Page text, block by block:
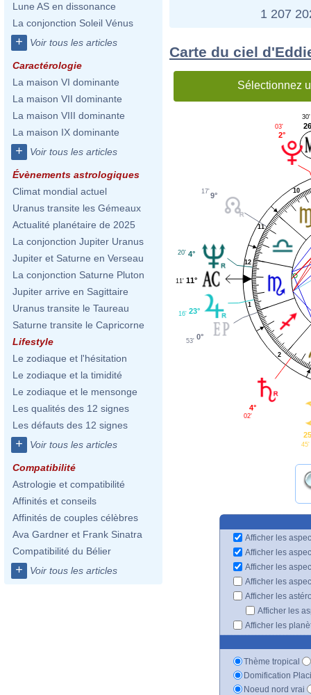
Lune AS en dissonance
La conjonction Soleil Vénus
+ Voir tous les articles
Caractérologie
La maison VI dominante
La maison VII dominante
La maison VIII dominante
La maison IX dominante
+ Voir tous les articles
Évènements astrologiques
Climat mondial actuel
Uranus transite les Gémeaux
Actualité planétaire de 2025
La conjonction Jupiter Uranus
Jupiter et Saturne en Verseau
La conjonction Saturne Pluton
Jupiter arrive en Sagittaire
Uranus transite le Taureau
Saturne transite le Capricorne
Lifestyle
Le zodiaque et l'hésitation
Le zodiaque et la timidité
Le zodiaque et le mensonge
Les qualités des 12 signes
Les défauts des 12 signes
+ Voir tous les articles
Compatibilité
Astrologie et compatibilité
Affinités et conseils
Affinités de couples célèbres
Ava Gardner et Frank Sinatra
Compatibilité du Bélier
+ Voir tous les articles
1 207
Carte du ciel
Sélectionnez
1
2
10
11
12
30'
2°
03'
9°
17'
4°
20'
11°
11'
23°
16'
0°
53'
4°
02'
45'
Afficher les
Afficher les
Afficher les
Afficher les
Afficher les
Afficher les
Afficher les
Thème tropical
Domification
Noeud nord vrai